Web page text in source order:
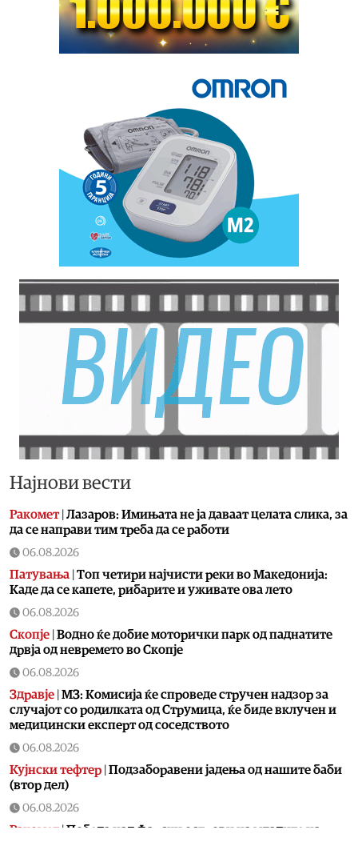
Најнови вести
Ракомет| Лазаров: Имињата не ја даваат целата слика, за
да се направи тим треба да се работи
06.08.2026
Патувања Топ четири најчисти реки во Македонија:
Каде да се капете, рибарите и уживате ова лето
06.08.2026
Скопје Водно ќе добие моторички парк од паднатите
дрвја од невремето во Скопје
06.08.2026
Здравје МЗ: Комисија ќе спроведе стручен надзор за
случајот со родилката од Струмица, ќе биде вклучен и
медицински експерт од соседството
06.08.2026
Кујнски тефтер Подзаборавени јадења од нашите баби
(втор дел)
06.08.2026
Ракомет |Победа над Фарски острови на младите на